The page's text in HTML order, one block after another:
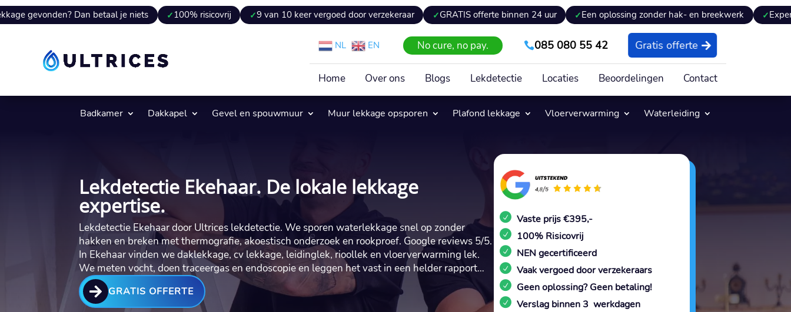
Dan betaal je niets 100% risicovrij 9 van 10 keer vergoed door verzekeraar GRATIS offerte binnen 24 uur Een oplossing zonder hak- en breekwerk Expertiseverslag
NL EN No cure, no pay. 085 080 55 42 Gratis offerte
Home Over ons Blogs Lekdetectie Locaties Beoordelingen Contact
Badkamer Dakkapel Gevel en spouwmuur Muur lekkage opsporen Plafond lekkage Vloerverwarming Waterleiding
Lekdetectie Ekehaar. De lokale lekkage
expertise.
Lekdetectie Ekehaar door Ultrices lekdetectie. We sporen waterlekkage snel op zonder
hakken en breken met thermografie, akoestisch onderzoek en rookproef. Google reviews 5/5.
In Ekehaar vinden we daklekkage, cv lekkage, leidinglek, rioollek en vloerverwarming lek.
We meten vocht, doen traceergas en endoscopie en leggen het vast in een helder rapport…
 GRATIS OFFERTE
Vaste prijs €395,-
100% Risicovrij
NEN gecertificeerd
Vaak vergoed door verzekeraars
Geen oplossing? Geen betaling!
Verslag binnen 3 werkdagen